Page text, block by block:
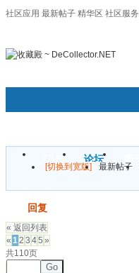
社区应用 最新帖子 精华区 社区服务
门户 论坛
[切换到宽版] 最新帖子
回复
« 返回列表
« 12 3 45 »
共110页
Go